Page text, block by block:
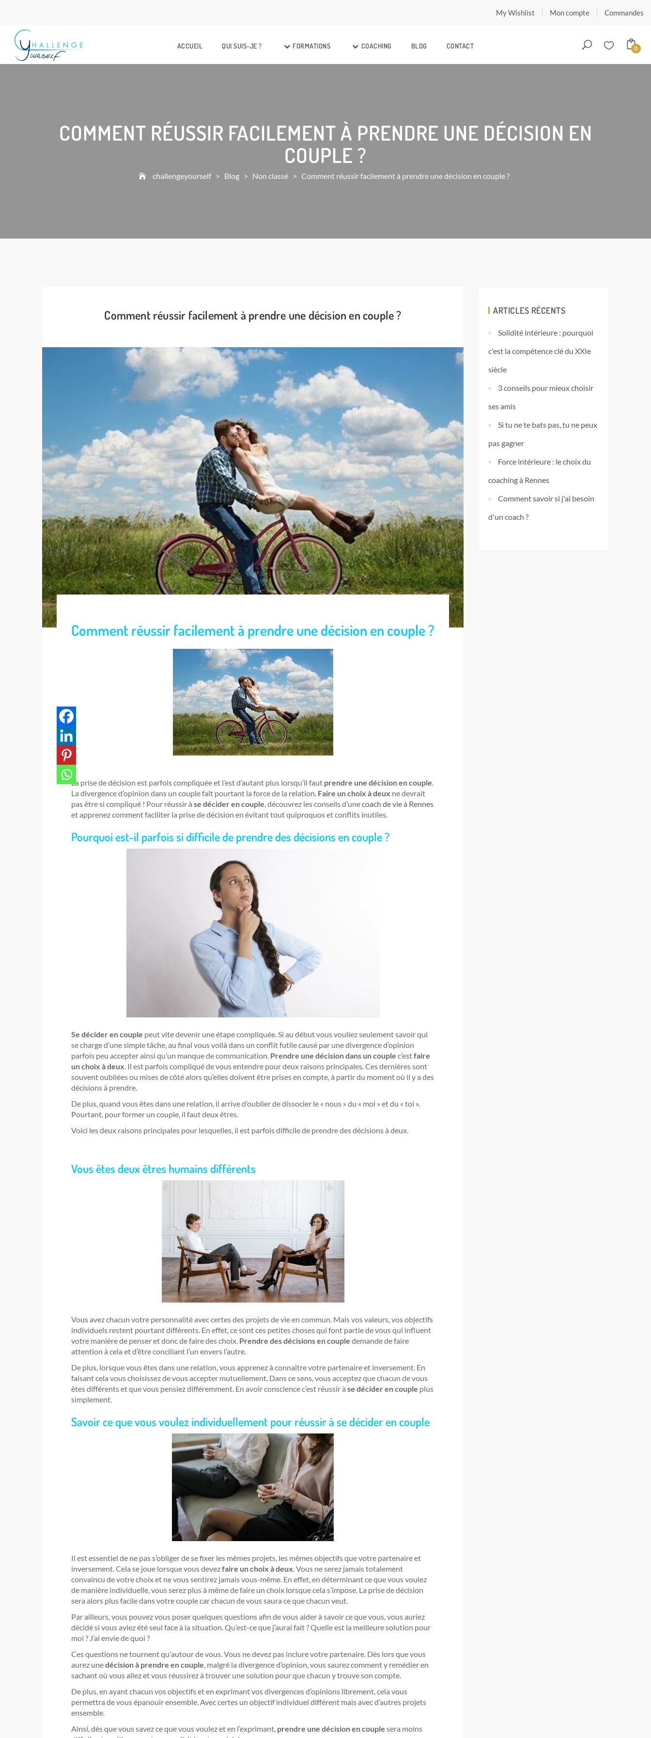
My Wishlist Mon compte Commandes
ACCUEIL QUI SUIS-JE ? FORMATIONS COACHING BLOG CONTACT 0
COMMENT RÉUSSIR FACILEMENT À PRENDRE UNE DÉCISION EN
COUPLE ?
challengeyourself > Blog > Non classé > Comment réussir facilement à prendre une décision en couple ?
Comment réussir facilement à prendre une décision en couple ?
Comment réussir facilement à prendre une décision en couple ?
La prise de décision est parfois compliquée et l’est d’autant plus lorsqu’il faut prendre une décision en couple
La divergence d’opinion dans un couple fait pourtant la force de la relation. Faire un choix à deux ne devrait
pas être si compliqué ! Pour réussir à se décider en couple , découvrez les conseils d’unecoach de vie à Rennes
et apprenez comment faciliter la prise de décision en évitant tout quiproquos et conflits inutiles.
Pourquoi est-il parfois si difficile de prendre des décisions en couple ?
Se décider en couple peut vite devenir une étape compliquée. Si au début vous vouliez seulement savoir qui
se charge d’une simple tâche, au final vous voilà dans un conflit futile causé par une divergence d’opinion
parfois peu accepter ainsi qu’un manque de communication. Prendre une décision dans un couple c’estfaire
un choix à deux. Il est parfois compliqué de vous entendre pour deux raisons principales. Ces dernières sont
souvent oubliées ou mises de côté alors qu’elles doivent être prises en compte, à partir du moment où il y a des
décisions à prendre.
De plus, quand vous êtes dans une relation, il arrive d’oublier de dissocier le « nous » du « moi » et du « toi ».
Pourtant, pour former un couple, il faut deux êtres.
Voici les deux raisons principales pour lesquelles, il est parfois difficile de prendre des décisions à deux.
Vous êtes deux êtres humains différents
Vous avez chacun votre personnalité avec certes des projets de vie en commun. Mais vos valeurs, vos objectifs
individuels restent pourtant différents. En effet, ce sont ces petites choses qui font partie de vous qui influent
votre manière de penser et donc de faire des choix. Prendre des décisions en couple demande de faire
attention à cela et d’être conciliant l’un envers l’autre.
De plus, lorsque vous êtes dans une relation, vous apprenez à connaître votre partenaire et inversement. En
faisant cela vous choisissez de vous accepter mutuellement. Dans ce sens, vous acceptez que chacun de vous
êtes différents et que vous pensiez différemment. En avoir conscience c’est réussir à se décider en couple plus
simplement.
Savoir ce que vous voulez individuellement pour réussir à se décider en couple
Il est essentiel de ne pas s’obliger de se fixer les mêmes projets, les mêmes objectifs que votre partenaire et
inversement. Cela se joue lorsque vous devezfaire un choix à deux. Vous ne serez jamais totalement
convaincu de votre choix et ne vous sentirez jamais vous-même. En effet, en déterminant ce que vous voulez
de manière individuelle, vous serez plus à même de faire un choix lorsque cela s’impose. La prise de décision
sera alors plus facile dans votre couple car chacun de vous saura ce que chacun veut.
Par ailleurs, vous pouvez vous poser quelques questions afin de vous aider à savoir ce que vous, vous auriez
décidé si vous aviez été seul face à la situation. Qu’est-ce que j’aurai fait ? Quelle est la meilleure solution pour
moi ? J’ai envie de quoi ?
Ces questions ne tournent qu'autour de vous. Vous ne devez pas inclure votre partenaire. Dès lors que vous
aurez unedécision à prendre en couple, malgré la divergence d’opinion, vous saurez comment y remédier en
sachant où vous allez et vous réussirez à trouver une solution pour que chacun y trouve son compte.
De plus, en ayant chacun vos objectifs et en exprimant vos divergences d’opinions librement, cela vous
permettra de vous épanouir ensemble. Avec certes un objectif individuel différent mais avec d’autres projets
ensemble.
Ainsi, dès que vous savez ce que vous voulez et en l’exprimant, prendre une décision en couple sera moins
ARTICLES RÉCENTS
Solidité intérieure : pourquoi
c'est la compétence clé du XXIe
siècle
3 conseils pour mieux choisir
ses amis
Si tu ne te bats pas, tu ne peux
pas gagner
Force intérieure : le choix du
coaching à Rennes
Comment savoir si j'ai besoin
d'un coach ?